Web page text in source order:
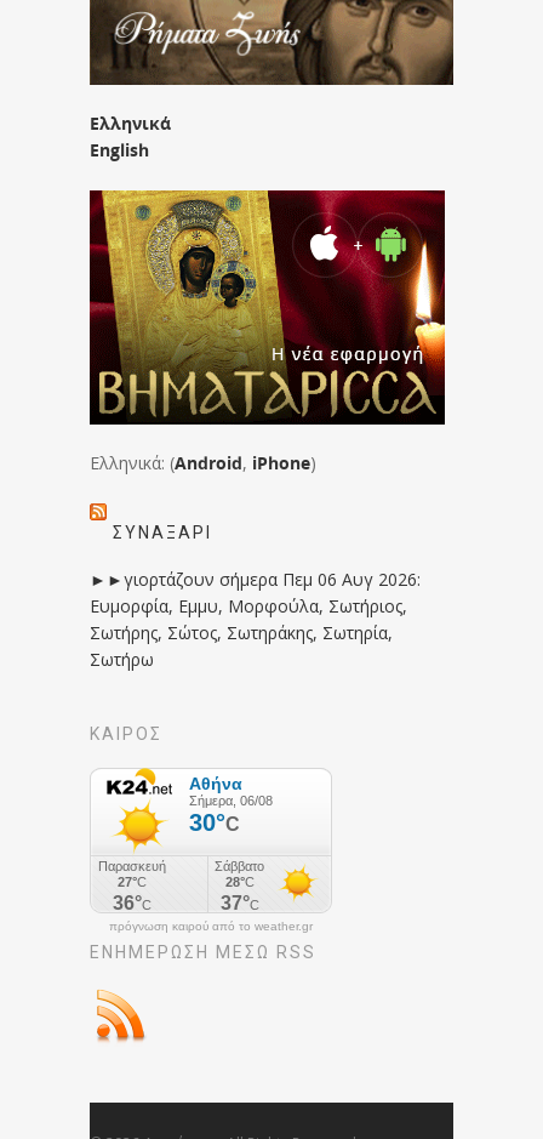
Ελληνικά
English
Ελληνικά: (Android, iPhone)
ΣΥΝΑΞΆΡΙ
►►γιορτάζουν σήμερα Πεμ 06 Αυγ 2026:
Ευμορφία, Εμμυ, Μορφούλα, Σωτήριος,
Σωτήρης, Σώτος, Σωτηράκης, Σωτηρία,
Σωτήρω
ΚΑΙΡΟΣ
πρόγνωση καιρού από το weather.gr
ΕΝΗΜΈΡΩΣΉ ΜΕΣΩ RSS